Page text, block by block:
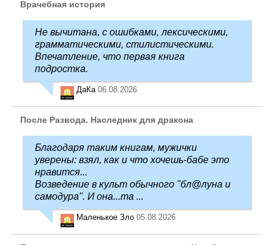
Врачебная история
Не вычитана, с ошибками, лексическими,
грамматическими, стилистическими.
Впечатление, что первая книга
подростка.
ДаКа 06.08.2026
После Развода. Наследник для дракона
Благодаря таким книгам, мужички
уверены: взял, как и что хочешь-бабе это
нравится...
Возведение в культ обычного "бл@луна и
самодура". И она...та ...
Маленькое Зло 05.08.2026